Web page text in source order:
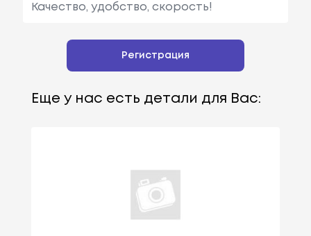
Качество, удобство, скорость!
Регистрация
Еще у нас есть детали для Вас: